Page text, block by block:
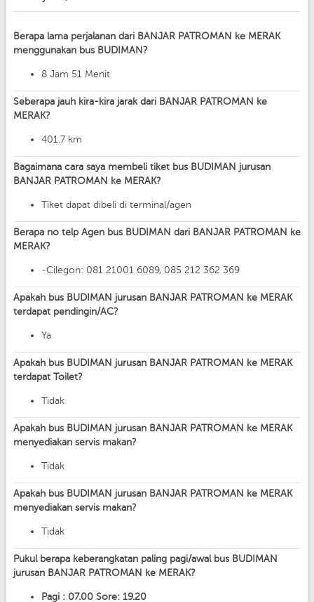
Berapa lama perjalanan dari BANJAR PATROMAN ke MERAK
menggunakan bus BUDIMAN?
8 Jam 51 Menit
Seberapa jauh kira-kira jarak dari BANJAR PATROMAN ke
MERAK?
401.7 km
Bagaimana cara saya membeli tiket bus BUDIMAN jurusan
BANJAR PATROMAN ke MERAK?
Tiket dapat dibeli di terminal/agen
Berapa no telp Agen bus BUDIMAN dari BANJAR PATROMAN ke
MERAK?
-Cilegon: 081 21001 6089, 085 212 362 369
Apakah bus BUDIMAN jurusan BANJAR PATROMAN ke MERAK
terdapat pendingin/AC?
Ya
Apakah bus BUDIMAN jurusan BANJAR PATROMAN ke MERAK
terdapat Toilet?
Tidak
Apakah bus BUDIMAN jurusan BANJAR PATROMAN ke MERAK
menyediakan servis makan?
Tidak
Apakah bus BUDIMAN jurusan BANJAR PATROMAN ke MERAK
menyediakan servis makan?
Tidak
Pukul berapa keberangkatan paling pagi/awal bus BUDIMAN
jurusan BANJAR PATROMAN ke MERAK?
Pagi : 07.00 Sore: 19.20